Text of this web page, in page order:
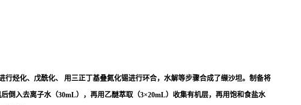
烃化、戊酰化、 用三正丁基叠氮化锡进行环合，水解等步骤合成了缬沙坦。制备将
倒入去离子水（30mL），再用乙醚萃取（3×20mL）收集有机层，再用饱和食盐水